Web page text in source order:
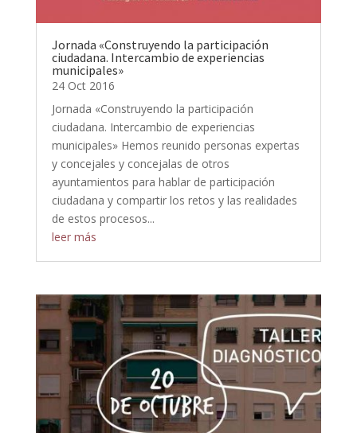
Jornada «Construyendo la participación
ciudadana. Intercambio de experiencias
municipales»
24 Oct 2016
Jornada «Construyendo la participación
ciudadana. Intercambio de experiencias
municipales» Hemos reunido personas expertas
y concejales y concejalas de otros
ayuntamientos para hablar de participación
ciudadana y compartir los retos y las realidades
de estos procesos...
leer más